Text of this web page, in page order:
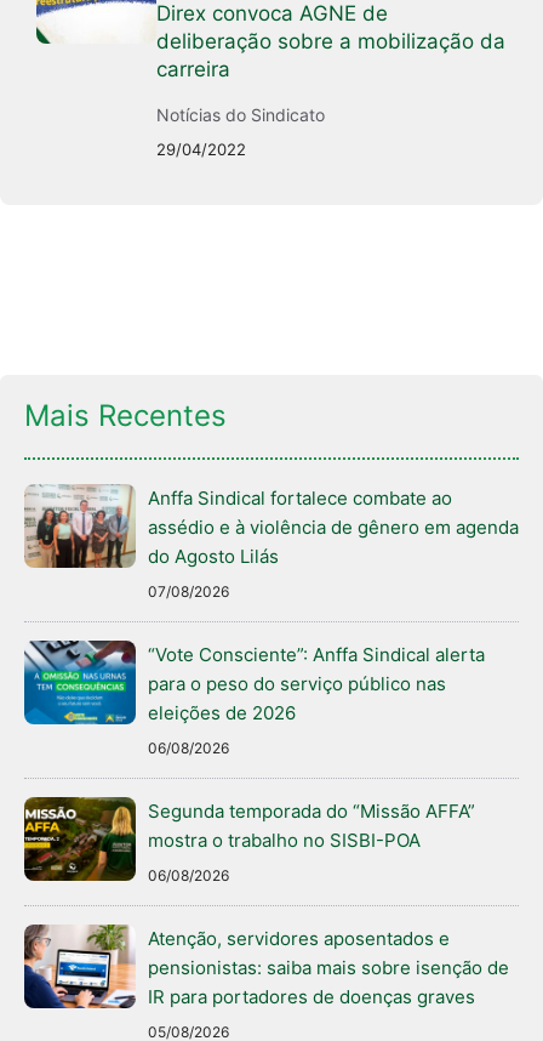
Direx convoca AGNE de
deliberação sobre a mobilização da
carreira
Notícias do Sindicato
29/04/2022
Mais Recentes
Anffa Sindical fortalece combate ao
assédio e à violência de gênero em agenda
do Agosto Lilás
07/08/2026
“Vote Consciente”: Anffa Sindical alerta
para o peso do serviço público nas
eleições de 2026
06/08/2026
Segunda temporada do “Missão AFFA”
mostra o trabalho no SISBI-POA
06/08/2026
Atenção, servidores aposentados e
pensionistas: saiba mais sobre isenção de
IR para portadores de doenças graves
05/08/2026